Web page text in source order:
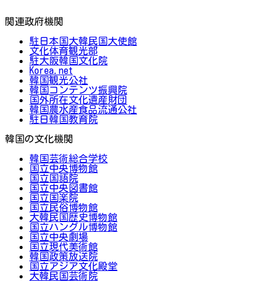
関連政府機関
駐日本国大韓民国大使館
文化体育観光部
駐大阪韓国文化院
Korea.net
韓国観光公社
韓国コンテンツ振興院
国外所在文化遺産財団
韓国農水産食品流通公社
駐日韓国教育院
韓国の文化機関
韓国芸術総合学校
国立中央博物館
国立国語院
国立中央図書館
国立国楽院
国立民俗博物館
大韓民国歴史博物館
国立ハングル博物館
国立中央劇場
国立現代美術館
韓国政策放送院
国立アジア文化殿堂
大韓民国芸術院